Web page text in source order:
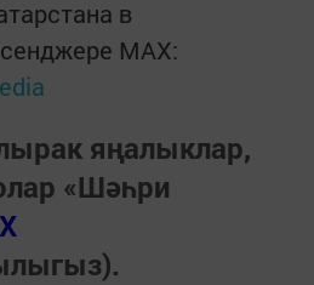
в
MАХ:
яңалыклар,
«Шәһри